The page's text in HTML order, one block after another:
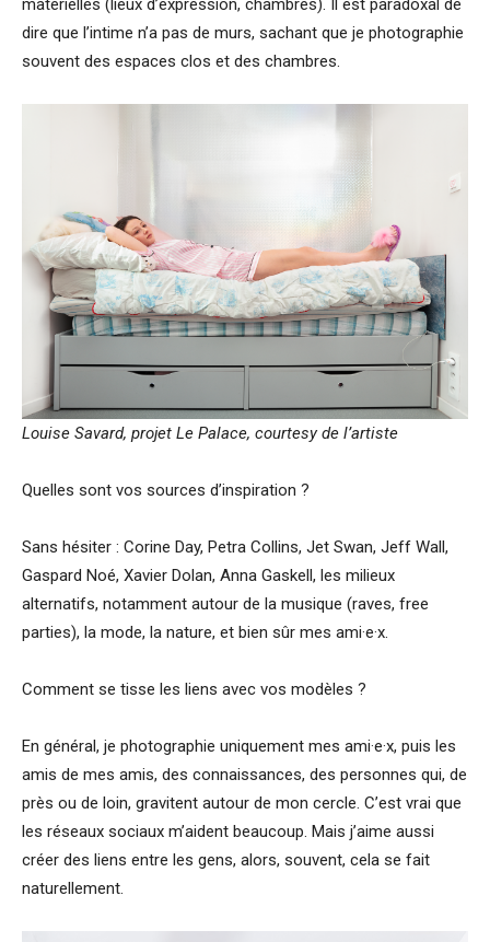
matérielles (lieux d’expression, chambres). Il est paradoxal de
dire que l’intime n’a pas de murs, sachant que je photographie
souvent des espaces clos et des chambres.
Louise Savard, projet Le Palace, courtesy de l’artiste
Quelles sont vos sources d’inspiration ?
Sans hésiter : Corine Day, Petra Collins, Jet Swan, Jeff Wall,
Gaspard Noé, Xavier Dolan, Anna Gaskell, les milieux
alternatifs, notamment autour de la musique (raves, free
parties), la mode, la nature, et bien sûr mes ami·e·x.
Comment se tisse les liens avec vos modèles ?
En général, je photographie uniquement mes ami·e·x, puis les
amis de mes amis, des connaissances, des personnes qui, de
près ou de loin, gravitent autour de mon cercle. C’est vrai que
les réseaux sociaux m’aident beaucoup. Mais j’aime aussi
créer des liens entre les gens, alors, souvent, cela se fait
naturellement.